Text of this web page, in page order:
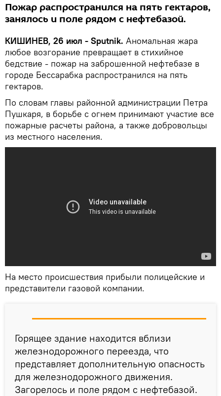
Пожар распространился на пять гектаров,
занялось и поле рядом с нефтебазой.
КИШИНЕВ, 26 июл - Sputnik. Аномальная жара
любое возгорание превращает в стихийное
бедствие - пожар на заброшенной нефтебазе в
городе Бессарабка распространился на пять
гектаров.
По словам главы районной администрации Петра
Пушкаря, в борьбе с огнем принимают участие все
пожарные расчеты района, а также добровольцы
из местного населения.
На место происшествия прибыли полицейские и
представители газовой компании.
Горящее здание находится вблизи
железнодорожного переезда, что
представляет дополнительную опасность
для железнодорожного движения.
Загорелось и поле рядом с нефтебазой.